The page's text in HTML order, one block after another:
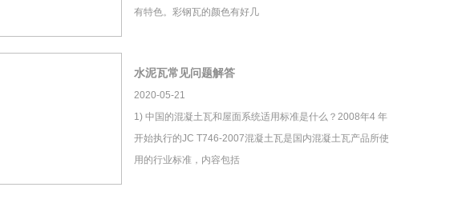
有特色。彩钢瓦的颜色有好几
水泥瓦常见问题解答
2020-05-21
1) 中国的混凝土瓦和屋面系统适用标准是什么？2008年4 年
开始执行的JC T746-2007混凝土瓦是国内混凝土瓦产品所使
用的行业标准，内容包括